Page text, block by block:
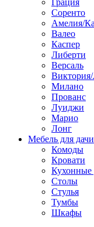
Грация
Соренто
Амелия/
Валео
Каспер
Либерти
Версаль
Милано
Прованс
Луиджи
Марио
Лонг
Мебель для дачи
Комоды
Кровати
Кухонные
Столы
Стулья
Тумбы
Шкафы